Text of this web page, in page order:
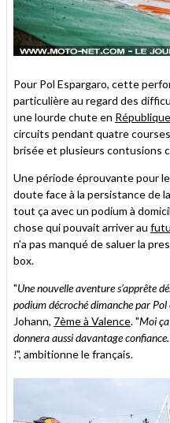
Pour Pol Espargaro, cette
particulière au regard des
une lourde chute en
circuits pendant quatre
brisée et plusieurs contusions
Une période éprouvante pour
doute face à la persistance de
tout ça avec un podium à
chose qui pouvait arriver au
n'a pas manqué de saluer la
box.
"Une nouvelle aventure s’apprête
podium décroché dimanche par
Johann, 7ème à Valence. "Moi ça
donnera aussi davantage
!", ambitionne le français.